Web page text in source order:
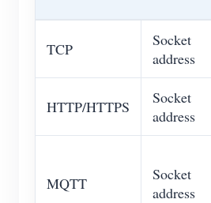
TCP
Socket
address
HTTP/HTTPS
Socket
address
MQTT
Socket
address